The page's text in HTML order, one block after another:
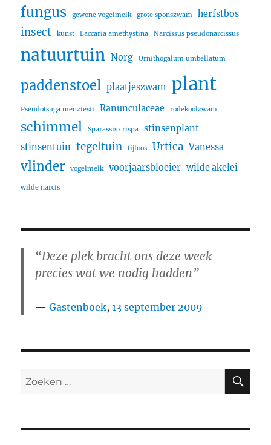
fungus gewone vogelmelk grote sponszwam herfstbos
insect kunst Laccaria amethystina Narcissus pseudonarcissus
natuurtuin Norg Ornithogalum umbellatum
paddenstoel plaatjeszwam plant
Pseudotsuga menziesii Ranunculaceae rodekoolzwam
schimmel Sparassis crispa
stinsenplant
stinsentuin tegeltuin tijloos Urtica Vanessa
vlinder vogelmelk voorjaarsbloeier wilde akelei
wilde narcis
“Deze plek bracht ons deze week
precies wat we nodig hadden”
Gastenboek,13 september 2009
Zoeken
naar: